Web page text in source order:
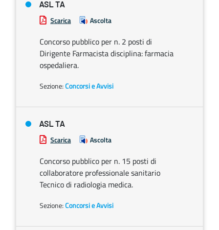
ASL TA
Scarica Ascolta
Concorso pubblico per n. 2 posti di
Dirigente Farmacista disciplina: farmacia
ospedaliera.
Sezione:Concorsi e Avvisi
ASL TA
Scarica Ascolta
Concorso pubblico per n. 15 posti di
collaboratore professionale sanitario
Tecnico di radiologia medica.
Sezione:Concorsi e Avvisi